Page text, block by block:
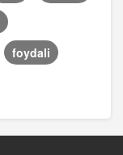
foydali